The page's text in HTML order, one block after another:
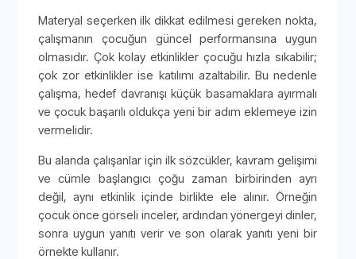
Materyal seçerken ilk dikkat edilmesi gereken nokta,
çalışmanın çocuğun güncel performansına uygun
olmasıdır. Çok kolay etkinlikler çocuğu hızla sıkabilir;
çok zor etkinlikler ise katılımı azaltabilir. Bu nedenle
çalışma, hedef davranışı küçük basamaklara ayırmalı
ve çocuk başarılı oldukça yeni bir adım eklemeye izin
vermelidir.
Bu alanda çalışanlar için ilk sözcükler, kavram gelişimi
ve cümle başlangıcı çoğu zaman birbirinden ayrı
değil, aynı etkinlik içinde birlikte ele alınır. Örneğin
çocuk önce görseli inceler, ardından yönergeyi dinler,
sonra uygun yanıtı verir ve son olarak yanıtı yeni bir
örnekte kullanır.